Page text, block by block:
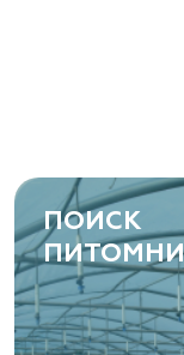
Ростовская
8 966 206 7222
www.art-
ПОИСК